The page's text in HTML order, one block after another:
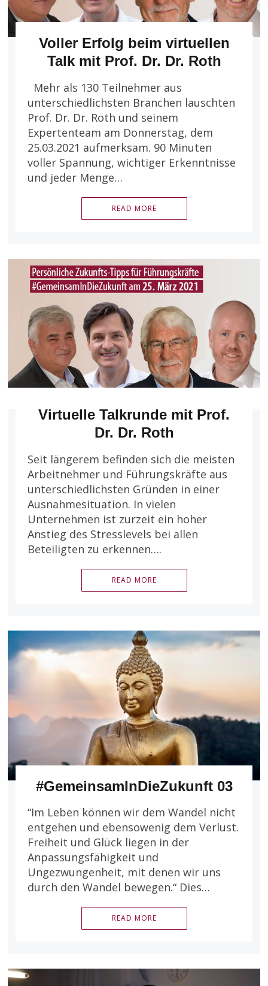
Voller Erfolg beim virtuellen
Talk mit Prof. Dr. Dr. Roth
Mehr als 130 Teilnehmer aus
unterschiedlichsten Branchen lauschten
Prof. Dr. Dr. Roth und seinem
Expertenteam am Donnerstag, dem
25.03.2021 aufmerksam. 90 Minuten
voller Spannung, wichtiger Erkenntnisse
und jeder Menge…
READ MORE
Virtuelle Talkrunde mit Prof.
Dr. Dr. Roth
Seit längerem befinden sich die meisten
Arbeitnehmer und Führungskräfte aus
unterschiedlichsten Gründen in einer
Ausnahmesituation. In vielen
Unternehmen ist zurzeit ein hoher
Anstieg des Stresslevels bei allen
Beteiligten zu erkennen….
READ MORE
#GemeinsamInDieZukunft 03
“Im Leben können wir dem Wandel nicht
entgehen und ebensowenig dem Verlust.
Freiheit und Glück liegen in der
Anpassungsfähigkeit und
Ungezwungenheit, mit denen wir uns
durch den Wandel bewegen.“ Dies…
READ MORE